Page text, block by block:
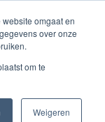
omgaat en
over onze
om te
Weigeren